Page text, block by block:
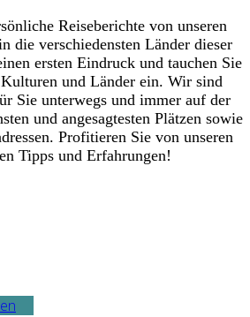
Reiseberichte von unseren
die verschiedensten Länder dieser
ersten Eindruck und tauchen Sie
und Länder ein. Wir sind
Sie unterwegs und immer auf der
und angesagtesten Plätzen sowie
Profitieren Sie von unseren
Tipps und Erfahrungen!